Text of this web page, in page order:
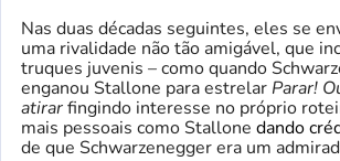
Nas duas décadas seguintes, eles se
uma rivalidade não tão amigável, que
truques juvenis – como quando
enganou Stallone para estrelar Parar!
atirarfingindo interesse no próprio
mais pessoais como Stallone dando
de que Schwarzenegger era um